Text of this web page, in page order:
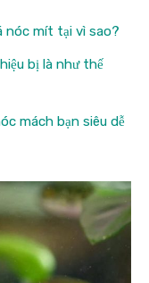
nóc mít tại vì sao?
bị là như thế
mách bạn siêu dễ